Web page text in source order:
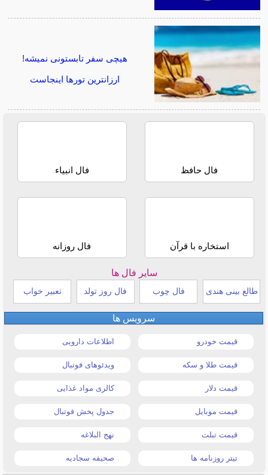
هیچی سفر تابستونی نمیشه!
ارزانترین تورها اینجاست
فال حافظ فال انبیاء
استخاره با قرآن فال روزانه
سایر فال ها
طالع بینی هندی فال چوب فال روز تولد تعبیر خواب
سرویس ها
قیمت خودرو اطلاعات دارویی
قیمت طلا و سکه ویدئوهای فوتبال
قیمت دلار کالری مواد غذایی
قیمت موبایل جدول پخش فوتبال
قیمت تبلت نهج البلاغه
تیتر روزنامه ها صحیفه سجادیه